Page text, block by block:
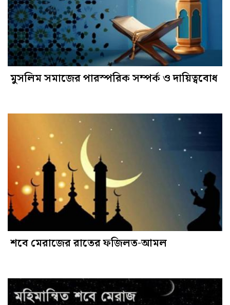
মুসলিম সমাজের পারস্পরিক সম্পর্ক ও দায়িত্ববোধ
শবে মেরাজের রাতের ফজিলত-আমল